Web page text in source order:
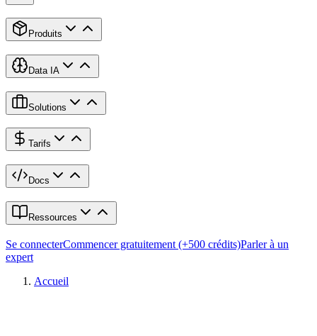
Produits
Data IA
Solutions
Tarifs
Docs
Ressources
Se connecterCommencer gratuitement (+500 crédits)Parler à un
expert
Accueil